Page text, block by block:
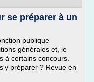
se préparer à un
publique
générales et, le
à certains concours.
préparer ? Revue en